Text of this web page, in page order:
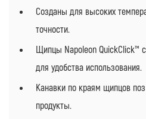
Созданы для высоких
точности.
Щипцы Napoleon QuickClick™
для удобства использования.
Канавки по краям щипцов
продукты.